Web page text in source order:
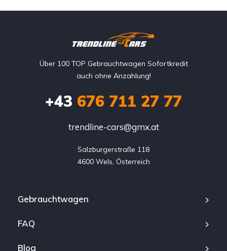
Über 100 TOP Gebrauchtwagen Sofortkredit
auch ohne Anzahlung!
+43 676 711 27 77
trendline-cars@gmx.at
Salzburgerstraße 118
4600 Wels, Österreich
Gebrauchtwagen
FAQ
Blog